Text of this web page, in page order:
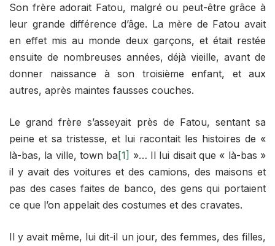
Son frère adorait Fatou, malgré ou peut-être grâce à
leur grande différence d’âge. La mère de Fatou avait
en effet mis au monde deux garçons, et était restée
ensuite de nombreuses années, déjà vieille, avant de
donner naissance à son troisième enfant, et aux
autres, après maintes fausses couches.
Le grand frère s’asseyait près de Fatou, sentant sa
peine et sa tristesse, et lui racontait les histoires de «
là-bas, la ville, town ba[1] »… Il lui disait que « là-bas »
il y avait des voitures et des camions, des maisons et
pas des cases faites de banco, des gens qui portaient
ce que l’on appelait des costumes et des cravates.
Il y avait même, lui dit-il un jour, des femmes, des filles,